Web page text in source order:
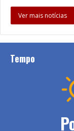
Ver mais notícias
Tempo